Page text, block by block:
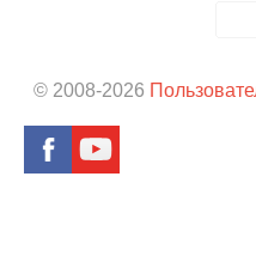
© 2008-2026